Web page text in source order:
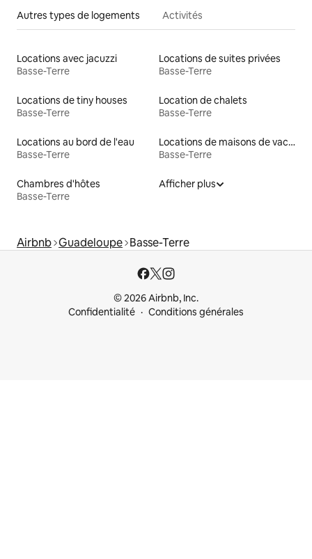
Autres types de logements Activités
Locations avec jacuzzi
Basse-Terre
Locations de suites privées
Basse-Terre
Locations de tiny houses
Basse-Terre
Location de chalets
Basse-Terre
Locations au bord de l'eau
Basse-Terre
Locations de maisons de vacances
Basse-Terre
Chambres d'hôtes
Basse-Terre
Afficher plus
Airbnb Guadeloupe Basse-Terre
© 2026 Airbnb, Inc.
Confidentialité
Conditions générales